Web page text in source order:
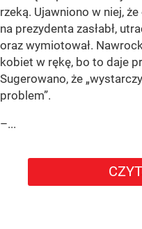
rzeką. Ujawniono w niej,
na prezydenta zasłabł,
oraz wymiotował.
kobiet w rękę, bo to daje
Sugerowano, że
problem”.
–...